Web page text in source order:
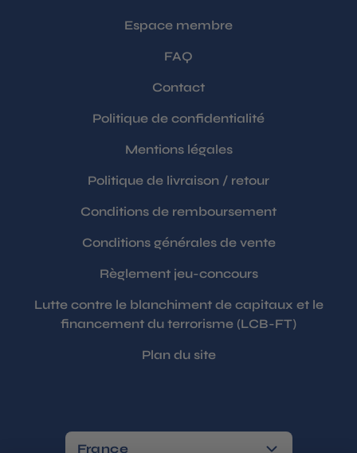
Espace membre
FAQ
Contact
Politique de confidentialité
Mentions légales
Politique de livraison / retour
Conditions de remboursement
Conditions générales de vente
Règlement jeu-concours
Lutte contre le blanchiment de capitaux et le
financement du terrorisme (LCB-FT)
Plan du site
France